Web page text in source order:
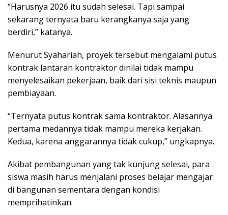
“Harusnya 2026 itu sudah selesai. Tapi sampai
sekarang ternyata baru kerangkanya saja yang
berdiri,” katanya.
Menurut Syahariah, proyek tersebut mengalami putus
kontrak lantaran kontraktor dinilai tidak mampu
menyelesaikan pekerjaan, baik dari sisi teknis maupun
pembiayaan.
“Ternyata putus kontrak sama kontraktor. Alasannya
pertama medannya tidak mampu mereka kerjakan.
Kedua, karena anggarannya tidak cukup,” ungkapnya.
Akibat pembangunan yang tak kunjung selesai, para
siswa masih harus menjalani proses belajar mengajar
di bangunan sementara dengan kondisi
memprihatinkan.